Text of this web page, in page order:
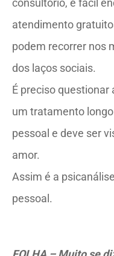
consultório, é fácil
atendimento
podem recorrer nos
dos laços sociais.
É preciso questionar
um tratamento
pessoal e deve ser
amor.
Assim é a
pessoal.